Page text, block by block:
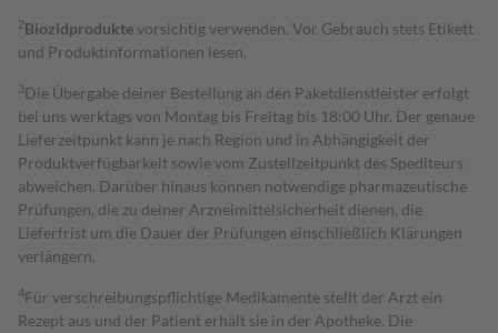
2Biozidproduktevorsichtig verwenden. Vor Gebrauch stets Etikett
und Produktinformationen lesen.
3Die Übergabe deiner Bestellung an den Paketdienstleister erfolgt
bei uns werktags von Montag bis Freitag bis 18:00 Uhr. Der genaue
Lieferzeitpunkt kann je nach Region und in Abhängigkeit der
Produktverfügbarkeit sowie vom Zustellzeitpunkt des Spediteurs
abweichen. Darüber hinaus können notwendige pharmazeutische
Prüfungen, die zu deiner Arzneimittelsicherheit dienen, die
Lieferfrist um die Dauer der Prüfungen einschließlich Klärungen
verlängern.
4Für verschreibungspflichtige Medikamente stellt der Arzt ein
Rezept aus und der Patient erhält sie in der Apotheke. Die